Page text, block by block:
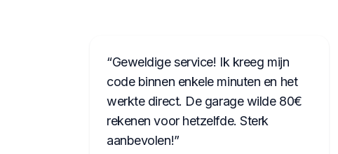
Geweldige service! Ik kreeg mijn
code binnen enkele minuten en het
werkte direct. De garage wilde 80€
rekenen voor hetzelfde. Sterk
aanbevolen!